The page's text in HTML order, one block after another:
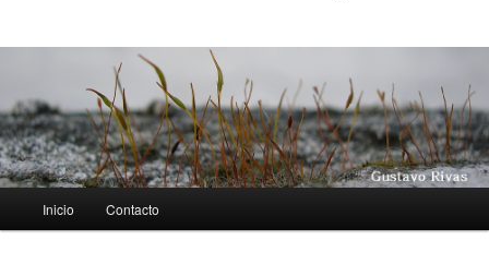
principal
Inicio Contacto